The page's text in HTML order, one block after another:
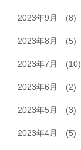
2023年9月 (8)
2023年8月 (5)
2023年7月 (10)
2023年6月 (2)
2023年5月 (3)
2023年4月 (5)